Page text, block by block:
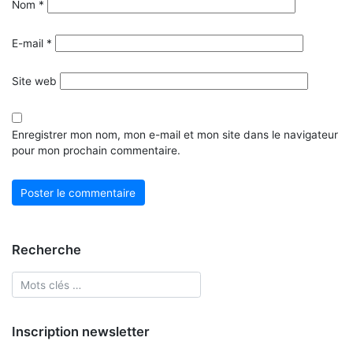
Nom *
E-mail *
Site web
Enregistrer mon nom, mon e-mail et mon site dans le navigateur
pour mon prochain commentaire.
Recherche
Inscription newsletter